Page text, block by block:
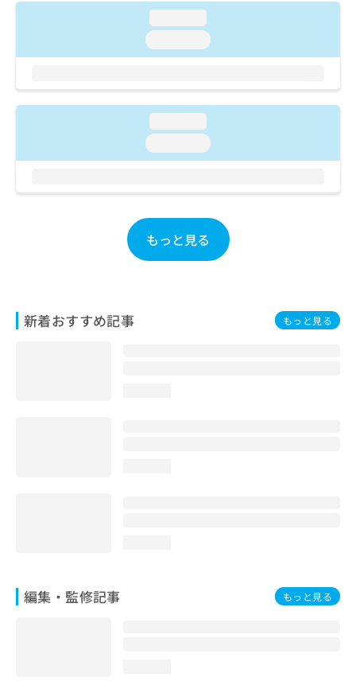
もっと見る
新着おすすめ記事 もっと見る
編集・監修記事 もっと見る
合
せ
は